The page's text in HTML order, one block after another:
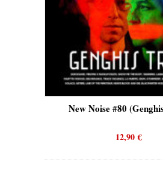
New Noise #80
12,90€